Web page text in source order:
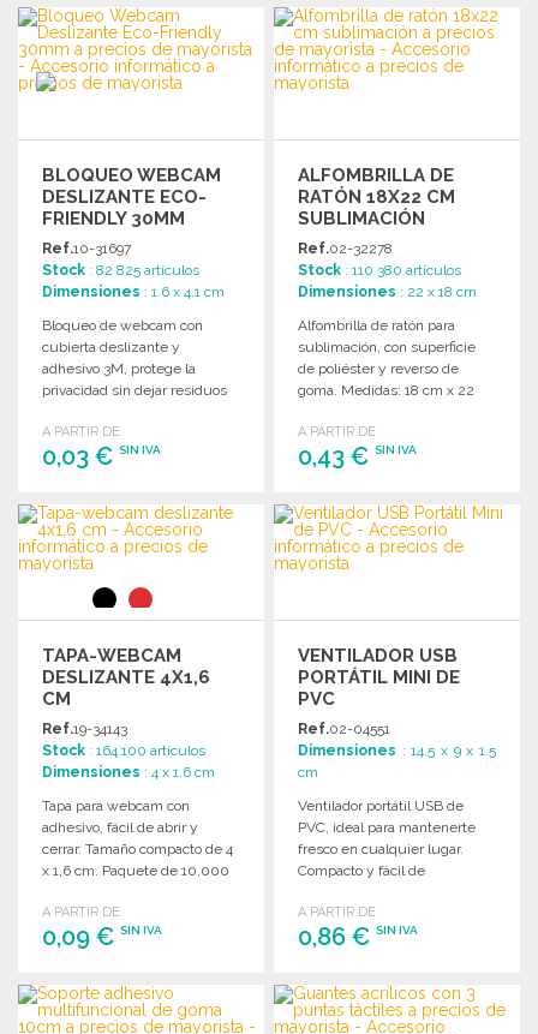
Solicitar un presupuesto
PEDIR
Solicitar un presupuesto
BLOQUEO WEBCAM
DESLIZANTE ECO-
FRIENDLY 30MM
Ref.10-31697
Stock : 82 825 artículos
Dimensiones : 1.6 x 4.1 cm
Bloqueo de webcam con
cubierta deslizante y
adhesivo 3M, protege la
privacidad sin dejar residuos
A PARTIR DE
0,03 € SIN IVA
PEDIR
Solicitar un presupuesto
ALFOMBRILLA DE
RATÓN 18X22 CM
SUBLIMACIÓN
Ref.02-32278
Stock : 110 380 artículos
Dimensiones : 22 x 18 cm
Alfombrilla de ratón para
sublimación, con superficie
de poliéster y reverso de
goma. Medidas: 18 cm x 22
A PARTIR DE
0,43 €SIN IVA
PEDIR
Solicitar un presupuesto
TAPA-WEBCAM
DESLIZANTE 4X1,6
CM
Ref.19-34143
Stock : 164 100 artículos
Dimensiones : 4 x 1.6 cm
Tapa para webcam con
adhesivo, fácil de abrir y
cerrar. Tamaño compacto de 4
x 1,6 cm. Paquete de 10,000
A PARTIR DE
0,09 € SIN IVA
PEDIR
Solicitar un presupuesto
VENTILADOR USB
PORTÁTIL MINI DE
PVC
Ref.02-04551
Dimensiones : 14.5 x 9 x 1.5
cm
Ventilador portátil USB de
PVC, ideal para mantenerte
fresco en cualquier lugar.
Compacto y fácil de
A PARTIR DE
0,86 €SIN IVA
PEDIR
Solicitar un presupuesto